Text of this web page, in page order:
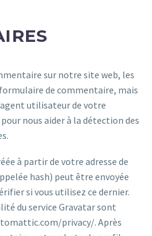
sur notre site web, les
de commentaire, mais
utilisateur de votre
nous aider à la détection des
à partir de votre adresse de
hash) peut être envoyée
si vous utilisez ce dernier.
du service Gravatar sont
privacy/. Après